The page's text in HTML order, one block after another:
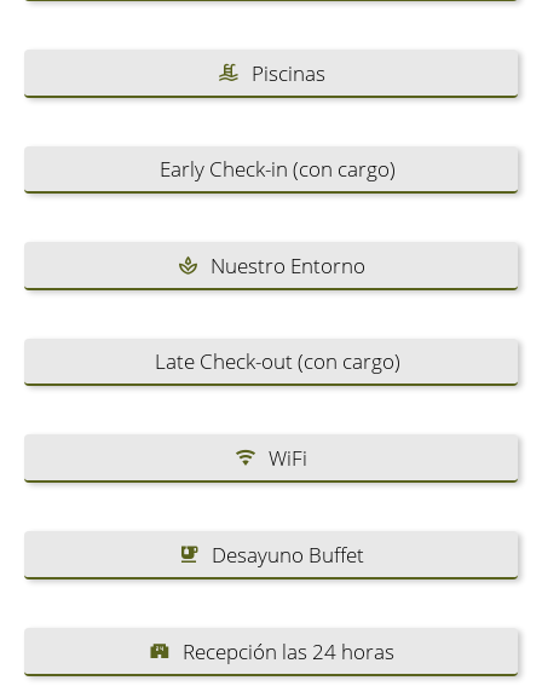
Piscinas
Early Check-in (con cargo)
Nuestro Entorno
Late Check-out (con cargo)
WiFi
Desayuno Buffet
Recepción las 24 horas